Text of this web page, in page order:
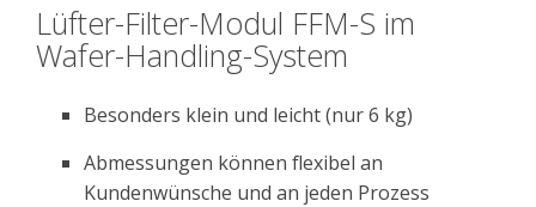
Lüfter-Filter-Modul FFM-S im
Wafer-Handling-System
Besonders klein und leicht (nur 6 kg)
Abmessungen können flexibel an
Kundenwünsche und an jeden Prozess